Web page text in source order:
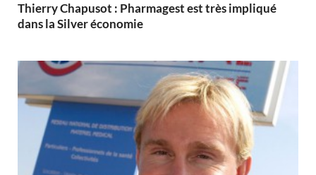
Thierry Chapusot : Pharmagest est très impliqué
dans la Silver économie